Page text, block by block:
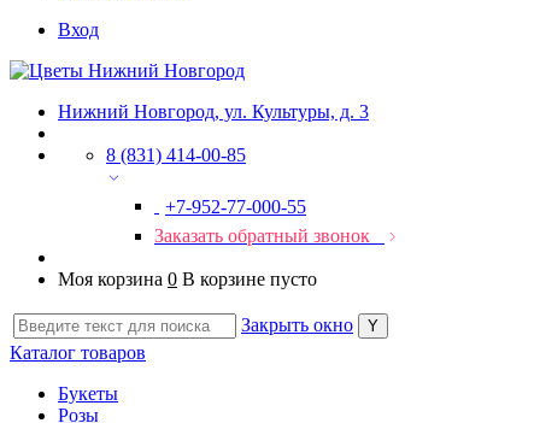
Вход
Нижний Новгород, ул. Культуры, д. 3
8 (831) 414-00-85
+7-952-77-000-55
Заказать обратный звонок
Моя корзина 0 В корзине пусто
Закрыть окно
Каталог товаров
Букеты
Розы